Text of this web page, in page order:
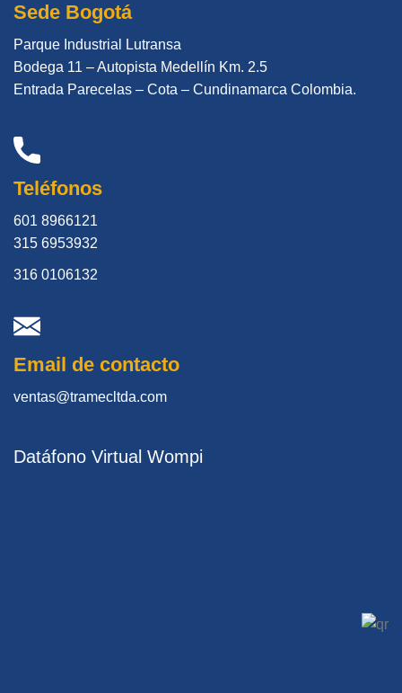
Sede Bogotá
Parque Industrial Lutransa
Bodega 11 – Autopista Medellín Km. 2.5
Entrada Parecelas – Cota – Cundinamarca Colombia.
Teléfonos
601 8966121
315 6953932
316 0106132
Email de contacto
ventas@tramecltda.com
Datáfono Virtual Wompi